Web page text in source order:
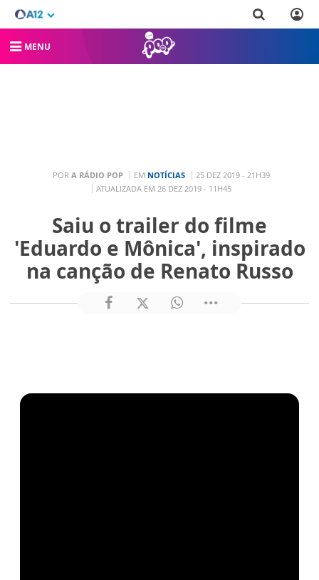
MENU
POR A RÁDIO POP EM NOTÍCIAS
25 DEZ 2019 - 21H39
ATUALIZADA EM 26 DEZ 2019 - 11H45
Saiu o trailer do filme
'Eduardo e Mônica', inspirado
na canção de Renato Russo